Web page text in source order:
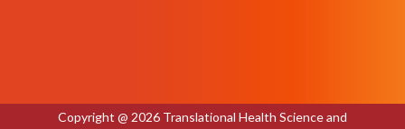
Copyright @ 2026 Translational Health Science and